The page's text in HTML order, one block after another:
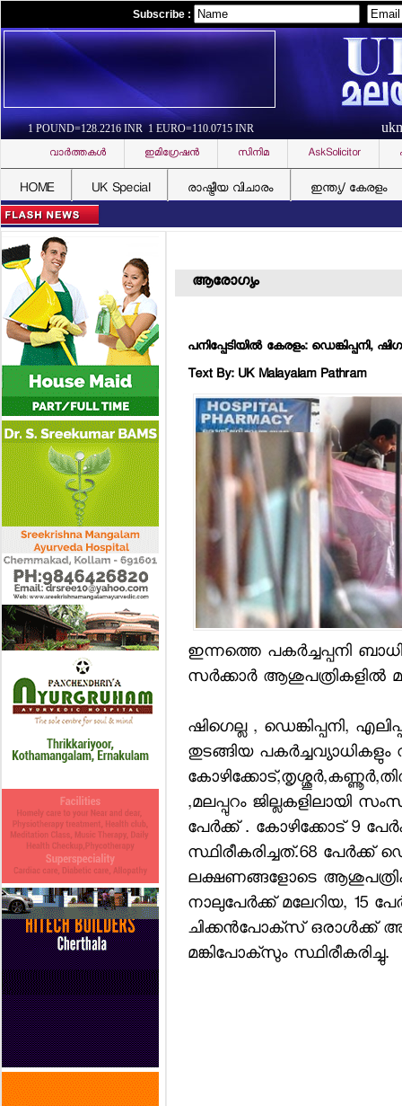
Subscribe :
1 POUND=128.2216 INR 1 EURO=110.0715 INR
വാര്‍ത്തകള്‍ ഇമിഗ്രേഷന്‍ സിനിമ AskSolicitor
HOME UK Special രാഷ്ട്രീയ വിചാരം ഇന്ത്യ/ കേരളം
ആരോഗ്യം
പനിപ്പേടിയില്‍ കേരളം: ഡെങ്കിപ്പനി,
Text By: UK Malayalam Pathram
ഇന്നത്തെ പകര്‍ച്ചപ്പനി
സര്‍ക്കാര്‍ ആശുപത്രികളില്‍
ഷിഗെല്ല , ഡെങ്കിപ്പനി,
തുടങ്ങിയ പകര്‍ച്ചവ്യാധികളും
,മലപ്പുറം ജില്ലകളിലായി
പേര്‍ക്ക് . കോഴിക്കോട് 9
സ്ഥിരീകരിച്ചത്.68 പേര്‍ക്ക്
ലക്ഷണങ്ങളോടെ
നാലുപേര്‍ക്ക് മലേറിയ, 15
ചിക്കന്‍പോക്‌സ് ഒരാള്‍ക്ക്
മങ്കിപോക്‌സും സ്ഥിരീകരിച്ചു.